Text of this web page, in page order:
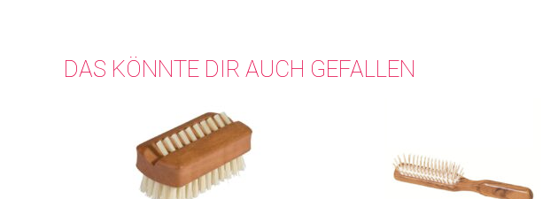
DAS KÖNNTE DIR AUCH GEFALLEN